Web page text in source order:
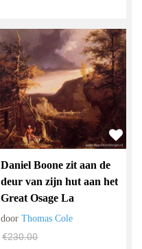
Daniel Boone zit aan de
deur van zijn hut aan het
Great Osage La
doorThomas Cole
€230.00